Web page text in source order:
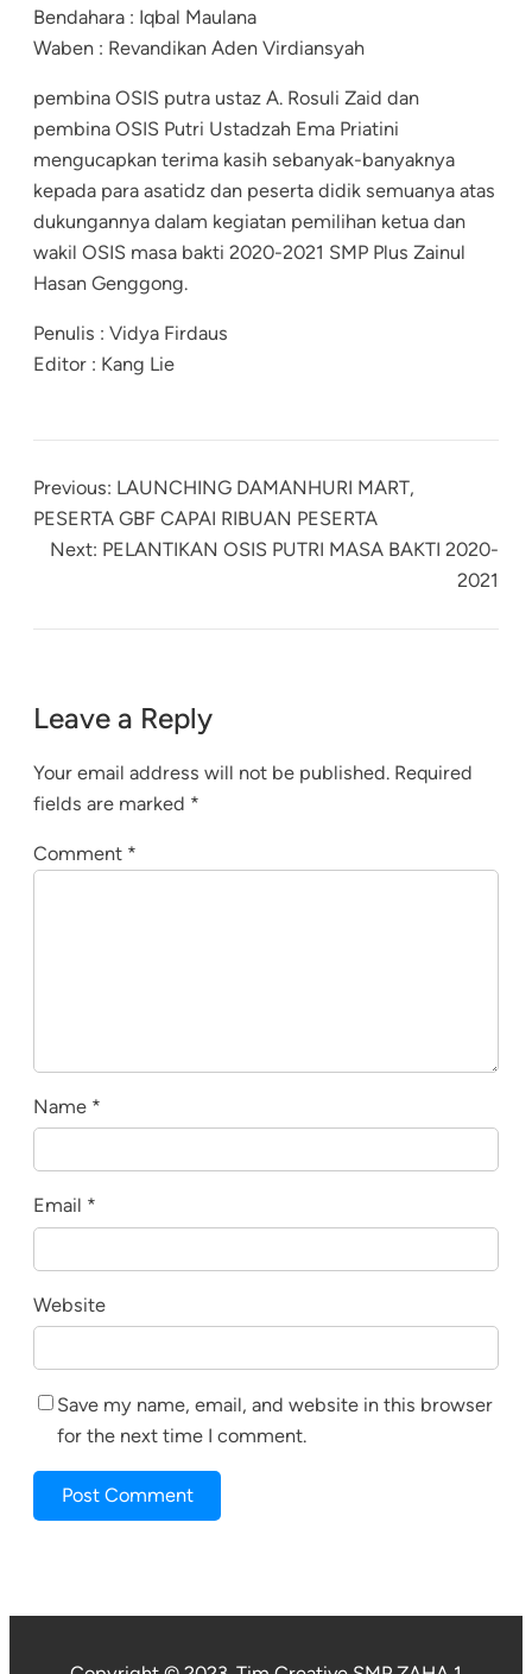
Bendahara : Iqbal Maulana
Waben : Revandikan Aden Virdiansyah
pembina OSIS putra ustaz A. Rosuli Zaid dan
pembina OSIS Putri Ustadzah Ema Priatini
mengucapkan terima kasih sebanyak-banyaknya
kepada para asatidz dan peserta didik semuanya atas
dukungannya dalam kegiatan pemilihan ketua dan
wakil OSIS masa bakti 2020-2021 SMP Plus Zainul
Hasan Genggong.
Penulis : Vidya Firdaus
Editor : Kang Lie
Previous: LAUNCHING DAMANHURI MART,
PESERTA GBF CAPAI RIBUAN PESERTA
Next: PELANTIKAN OSIS PUTRI MASA BAKTI 2020-
2021
Leave a Reply
Your email address will not be published. Required
fields are marked *
Comment *
Name *
Email *
Website
Save my name, email, and website in this browser
for the next time I comment.